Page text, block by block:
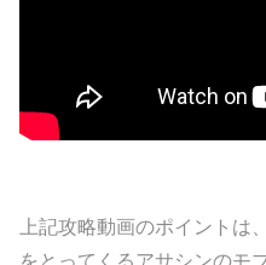
上記攻略動画のポイントは
をとってくるアサシンのモ